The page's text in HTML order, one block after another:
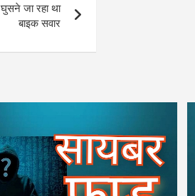
जा रहा था
बाइक सवार